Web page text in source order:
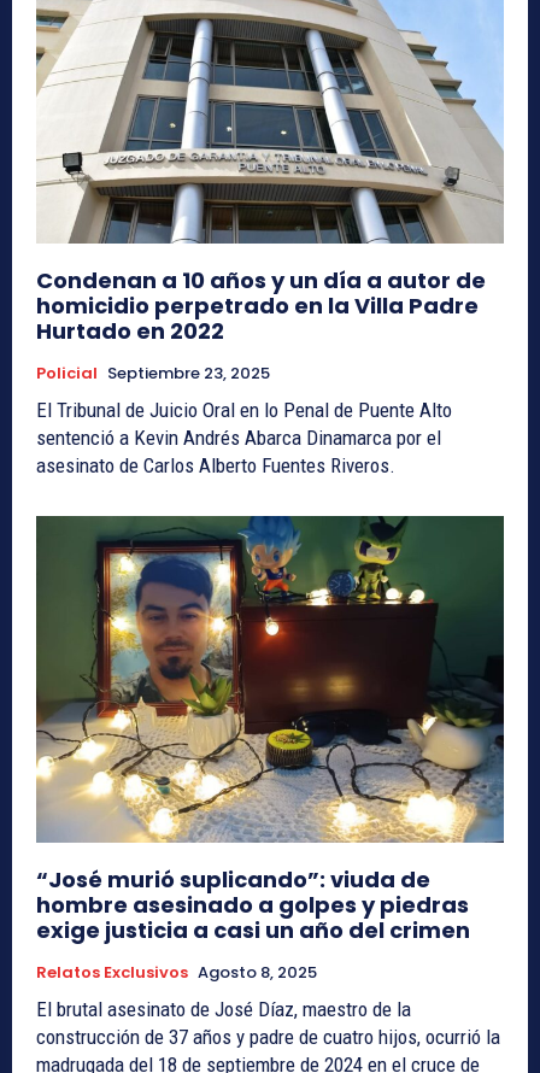
Condenan a 10 años y un día a autor de
homicidio perpetrado en la Villa Padre
Hurtado en 2022
Policial Septiembre 23, 2025
El Tribunal de Juicio Oral en lo Penal de Puente Alto
sentenció a Kevin Andrés Abarca Dinamarca por el
asesinato de Carlos Alberto Fuentes Riveros.
“José murió suplicando”: viuda de
hombre asesinado a golpes y piedras
exige justicia a casi un año del crimen
Relatos Exclusivos Agosto 8, 2025
El brutal asesinato de José Díaz, maestro de la
construcción de 37 años y padre de cuatro hijos, ocurrió la
madrugada del 18 de septiembre de 2024 en el cruce de